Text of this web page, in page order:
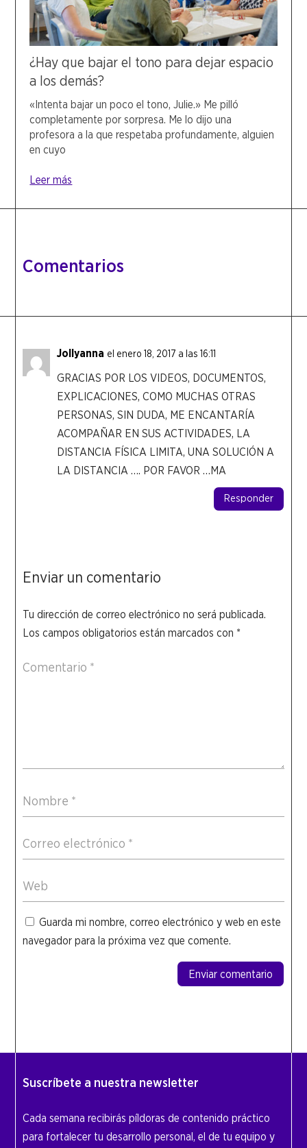
¿Hay que bajar el tono para dejar espacio
a los demás?
«Intenta bajar un poco el tono, Julie.» Me pilló
completamente por sorpresa. Me lo dijo una
profesora a la que respetaba profundamente, alguien
en cuyo
Leer más
Comentarios
Jollyanna el enero 18, 2017 a las 16:11
GRACIAS POR LOS VIDEOS, DOCUMENTOS,
EXPLICACIONES, COMO MUCHAS OTRAS
PERSONAS, SIN DUDA, ME ENCANTARÍA
ACOMPAÑAR EN SUS ACTIVIDADES, LA
DISTANCIA FÍSICA LIMITA, UNA SOLUCIÓN A
LA DISTANCIA …. POR FAVOR …MA
Responder
Enviar un comentario
Tu dirección de correo electrónico no será publicada.
Los campos obligatorios están marcados con *
Guarda mi nombre, correo electrónico y web en este
navegador para la próxima vez que comente.
Enviar comentario
Suscríbete a nuestra newsletter
Cada semana recibirás píldoras de contenido práctico
para fortalecer tu desarrollo personal, el de tu equipo y